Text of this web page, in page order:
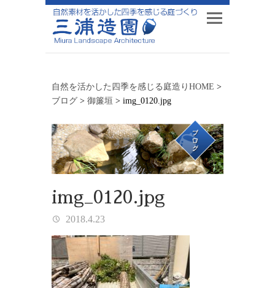
自然を活かした四季を感じる庭造りHOME >
ブログ > 御簾垣 > img_0120.jpg
img_0120.jpg
2018.4.23